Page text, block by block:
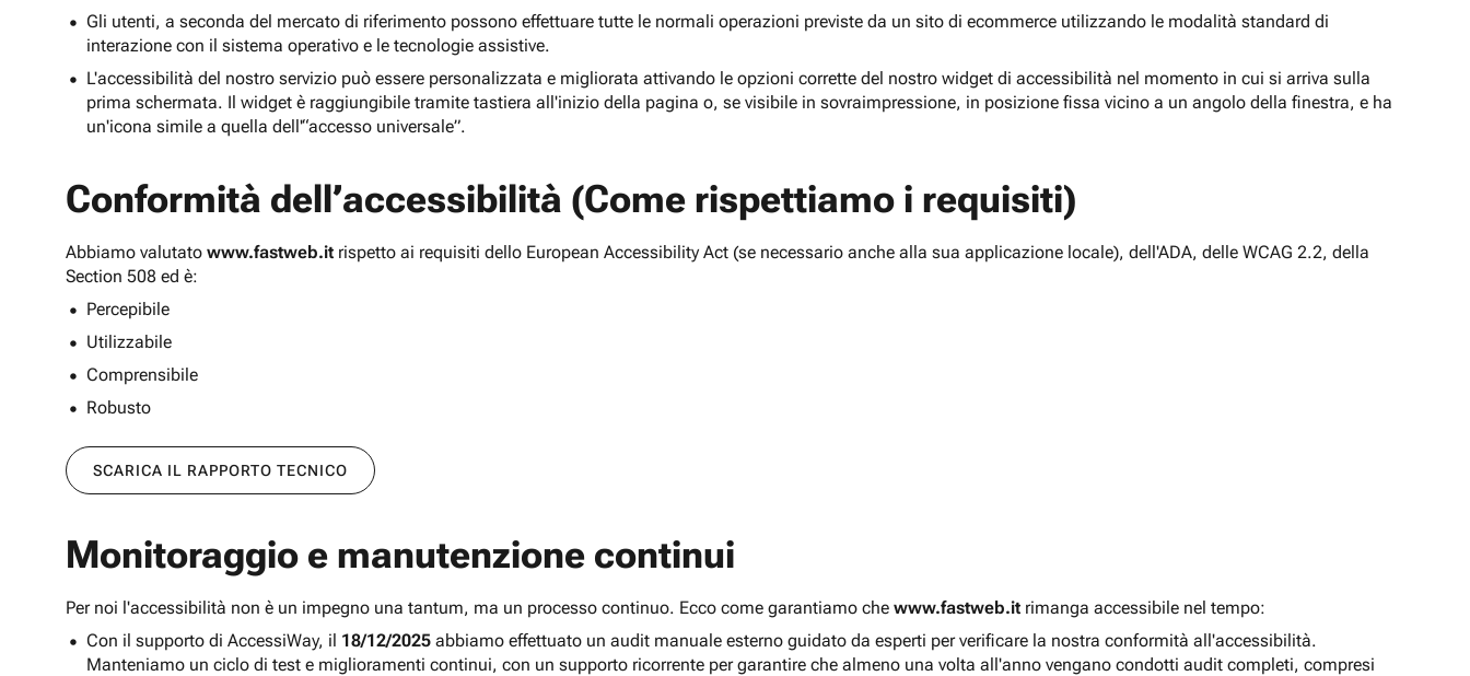
Gli utenti, a seconda del mercato di riferimento possono effettuare tutte le normali operazioni previste da un sito di ecommerce utilizzando le modalità standard di
interazione con il sistema operativo e le tecnologie assistive.
L'accessibilità del nostro servizio può essere personalizzata e migliorata attivando le opzioni corrette del nostro widget di accessibilità nel momento in cui si arriva sulla
prima schermata. Il widget è raggiungibile tramite tastiera all'inizio della pagina o, se visibile in sovraimpressione, in posizione fissa vicino a un angolo della finestra, e ha
un'icona simile a quella dell'“accesso universale”.
Conformità dell’accessibilità (Come rispettiamo i requisiti)
Abbiamo valutato www.fastweb.it rispetto ai requisiti dello European Accessibility Act (se necessario anche alla sua applicazione locale), dell'ADA, delle WCAG 2.2, della
Section 508 ed è:
Percepibile
Utilizzabile
Comprensibile
Robusto
SCARICA IL RAPPORTO TECNICO
Monitoraggio e manutenzione continui
Per noi l'accessibilità non è un impegno una tantum, ma un processo continuo. Ecco come garantiamo che www.fastweb.it rimanga accessibile nel tempo:
Con il supporto di AccessiWay, il 18/12/2025 abbiamo effettuato un audit manuale esterno guidato da esperti per verificare la nostra conformità all'accessibilità.
Manteniamo un ciclo di test e miglioramenti continui, con un supporto ricorrente per garantire che almeno una volta all'anno vengano condotti audit completi, compresi